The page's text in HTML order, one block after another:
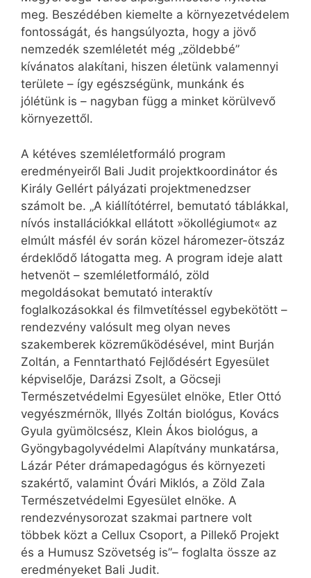
meg. Beszédében kiemelte a környezetvédelem
fontosságát, és hangsúlyozta, hogy a jövő
nemzedék szemléletét még „zöldebbé”
kívánatos alakítani, hiszen életünk valamennyi
területe – így egészségünk, munkánk és
jólétünk is – nagyban függ a minket körülvevő
környezettől.
A kétéves szemléletformáló program
eredményeiről Bali Judit projektkoordinátor és
Király Gellért pályázati projektmenedzser
számolt be. „A kiállítótérrel, bemutató táblákkal,
nívós installációkkal ellátott »ökollégiumot« az
elmúlt másfél év során közel háromezer-ötszáz
érdeklődő látogatta meg. A program ideje alatt
hetvenöt – szemléletformáló, zöld
megoldásokat bemutató interaktív
foglalkozásokkal és filmvetítéssel egybekötött –
rendezvény valósult meg olyan neves
szakemberek közreműködésével, mint Burján
Zoltán, a Fenntartható Fejlődésért Egyesület
képviselője, Darázsi Zsolt, a Göcseji
Természetvédelmi Egyesület elnöke, Etler Ottó
vegyészmérnök, Illyés Zoltán biológus, Kovács
Gyula gyümölcsész, Klein Ákos biológus, a
Gyöngybagolyvédelmi Alapítvány munkatársa,
Lázár Péter drámapedagógus és környezeti
szakértő, valamint Óvári Miklós, a Zöld Zala
Természetvédelmi Egyesület elnöke. A
rendezvénysorozat szakmai partnere volt
többek közt a Cellux Csoport, a Pillekő Projekt
és a Humusz Szövetség is”– foglalta össze az
eredményeket Bali Judit.